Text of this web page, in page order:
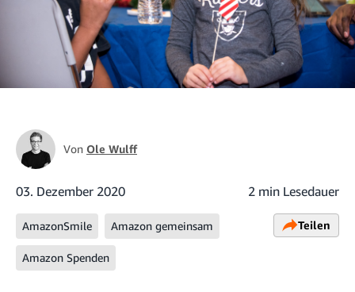
Von Ole Wulff
03. Dezember 2020 2 min Lesedauer
AmazonSmile Amazon gemeinsam
Amazon Spenden
Teilen